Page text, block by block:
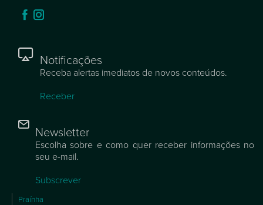
Notificações
Receba alertas imediatos de novos conteúdos.
Receber
Newsletter
Escolha sobre e como quer receber informações no
seu e-mail.
Subscrever
Praínha